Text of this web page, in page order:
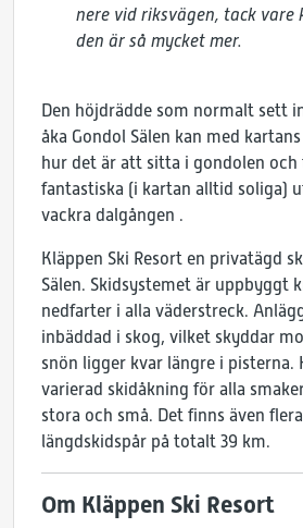
nere vid riksvägen, tack
den är så mycket mer.
Den höjdrädde som normalt sett
åka Gondol Sälen kan med
hur det är att sitta i gondolen och
fantastiska (i kartan alltid soliga)
vackra dalgången .
Kläppen Ski Resort en privatägd
Sälen. Skidsystemet är uppbyggt
nedfarter i alla väderstreck.
inbäddad i skog, vilket skyddar
snön ligger kvar längre i pisterna.
varierad skidåkning för alla
stora och små. Det finns även
längdskidspår på totalt 39 km.
Om Kläppen Ski Resort